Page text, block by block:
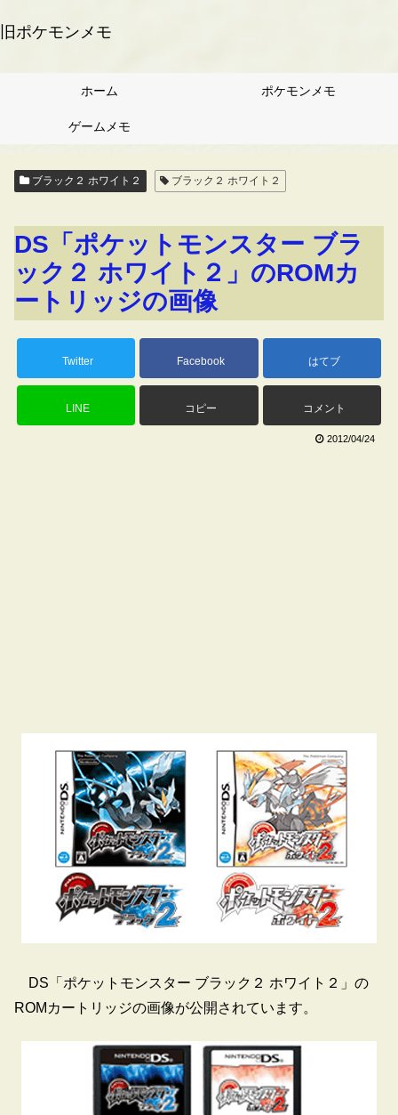
旧ポケモンメモ
ホーム ポケモンメモ
ゲームメモ
ブラック２ ホワイト２ ブラック２ ホワイト２
DS「ポケットモンスター ブラ
ック２ ホワイト２」のROMカ
ートリッジの画像
Twitter Facebook はてブ
LINE コピー コメント
2012/04/24
DS「ポケットモンスター ブラック２ ホワイト２」の
ROMカートリッジの画像が公開されています。